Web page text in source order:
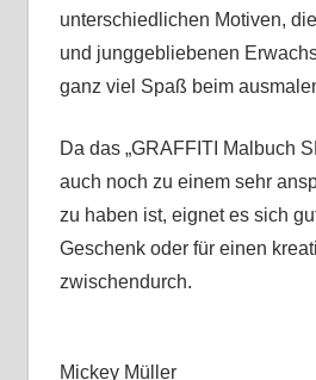
unterschiedlichen Motiven,
und junggebliebenen
ganz viel Spaß beim
Da das „GRAFFITI Malbuch
auch noch zu einem sehr
zu haben ist, eignet es sich
Geschenk oder für einen
zwischendurch.
Mickey Müller